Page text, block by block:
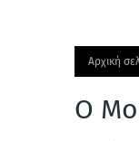
Αρχική
Ο